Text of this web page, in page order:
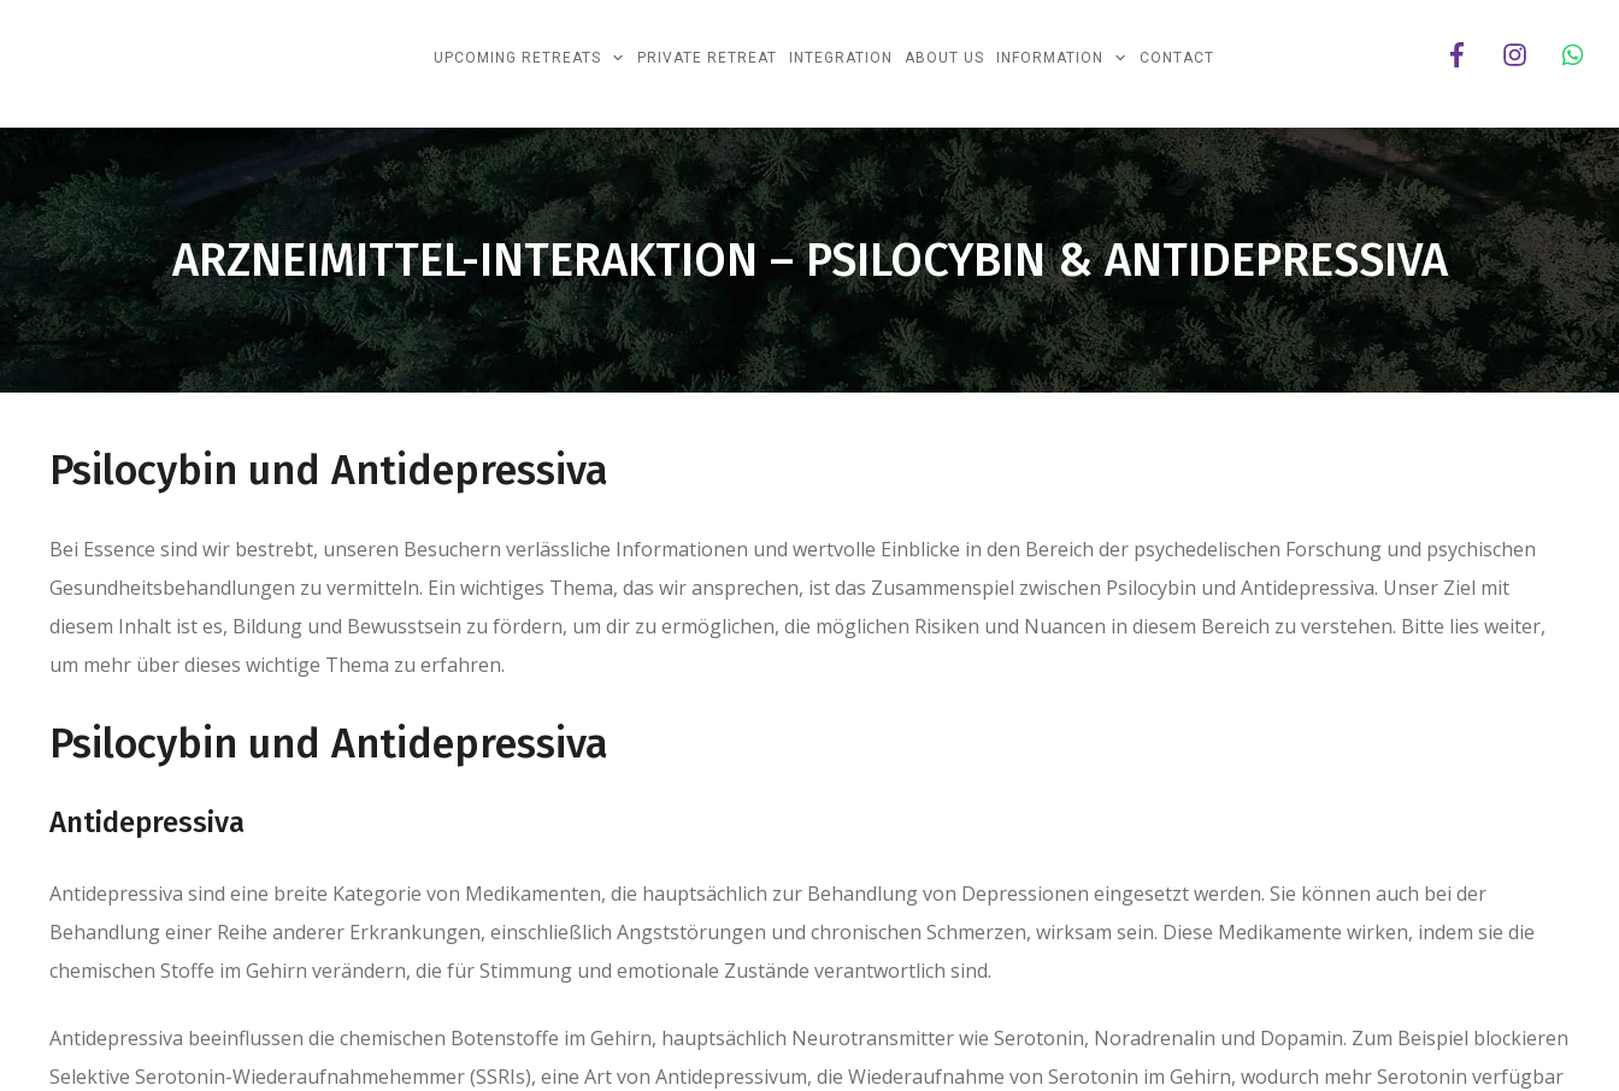
UPCOMING RETREATS PRIVATE RETREAT INTEGRATION ABOUT US INFORMATION CONTACT
ARZNEIMITTEL-INTERAKTION – PSILOCYBIN & ANTIDEPRESSIVA
Psilocybin und Antidepressiva
Bei Essence sind wir bestrebt, unseren Besuchern verlässliche Informationen und wertvolle Einblicke in den Bereich der psychedelischen Forschung und psychischen
Gesundheitsbehandlungen zu vermitteln. Ein wichtiges Thema, das wir ansprechen, ist das Zusammenspiel zwischen Psilocybin und Antidepressiva. Unser Ziel mit
diesem Inhalt ist es, Bildung und Bewusstsein zu fördern, um dir zu ermöglichen, die möglichen Risiken und Nuancen in diesem Bereich zu verstehen. Bitte lies weiter,
um mehr über dieses wichtige Thema zu erfahren.
Psilocybin und Antidepressiva
Antidepressiva
Antidepressiva sind eine breite Kategorie von Medikamenten, die hauptsächlich zur Behandlung von Depressionen eingesetzt werden. Sie können auch bei der
Behandlung einer Reihe anderer Erkrankungen, einschließlich Angststörungen und chronischen Schmerzen, wirksam sein. Diese Medikamente wirken, indem sie die
chemischen Stoffe im Gehirn verändern, die für Stimmung und emotionale Zustände verantwortlich sind.
Antidepressiva beeinflussen die chemischen Botenstoffe im Gehirn, hauptsächlich Neurotransmitter wie Serotonin, Noradrenalin und Dopamin. Zum Beispiel blockieren
Selektive Serotonin-Wiederaufnahmehemmer (SSRIs), eine Art von Antidepressivum, die Wiederaufnahme von Serotonin im Gehirn, wodurch mehr Serotonin verfügbar